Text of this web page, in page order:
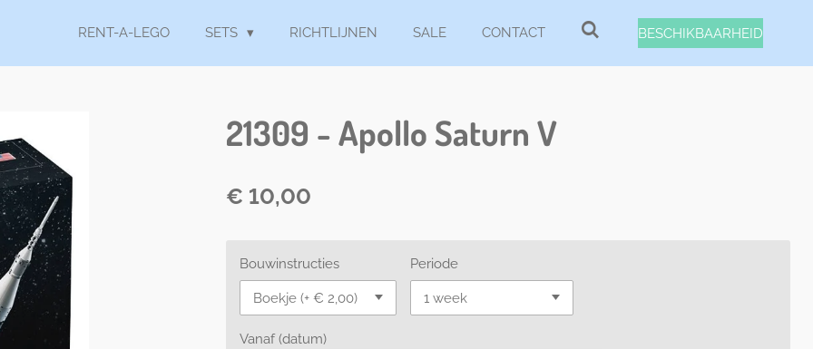
RENT-A-LEGO SETS RICHTLIJNEN SALE CONTACT BESCHIKBAARHEID
21309 - Apollo Saturn V
€ 10,00
Bouwinstructies Periode
Vanaf (datum)